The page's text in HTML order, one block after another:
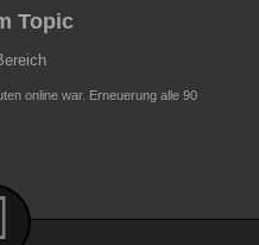
Topic
online war. Erneuerung alle 90